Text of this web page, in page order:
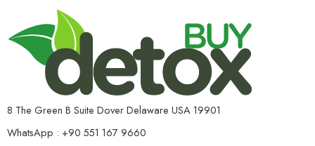
8 The Green B Suite Dover Delaware USA 19901
WhatsApp : +90 551 167 9660